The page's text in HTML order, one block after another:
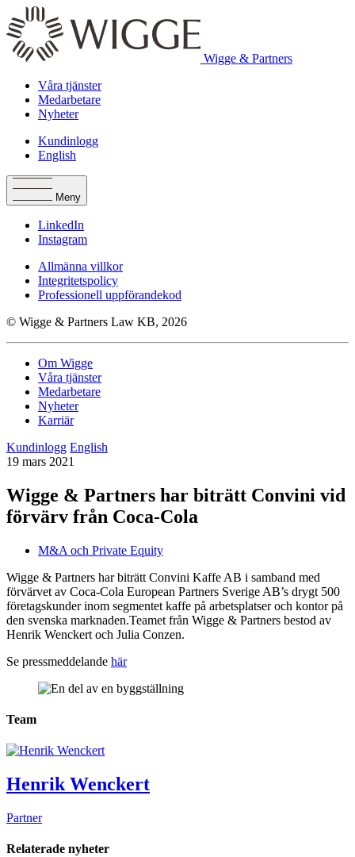
Wigge & Partners
Våra tjänster
Medarbetare
Nyheter
Kundinlogg
English
Meny
LinkedIn
Instagram
Allmänna villkor
Integritetspolicy
Professionell uppförandekod
© Wigge & Partners Law KB, 2026
Om Wigge
Våra tjänster
Medarbetare
Nyheter
Karriär
Kundinlogg English
19 mars 2021
Wigge & Partners har biträtt Convini vid
förvärv från Coca-Cola
M&A och Private Equity
Wigge & Partners har biträtt Convini Kaffe AB i samband med
förvärvet av Coca-Cola European Partners Sverige AB’s drygt 500
företagskunder inom segmentet kaffe på arbetsplatser och kontor på
den svenska marknaden.Teamet från Wigge & Partners bestod av
Henrik Wenckert och Julia Conzen.
Se pressmeddelande här
Team
Henrik Wenckert
Partner
Relaterade nyheter